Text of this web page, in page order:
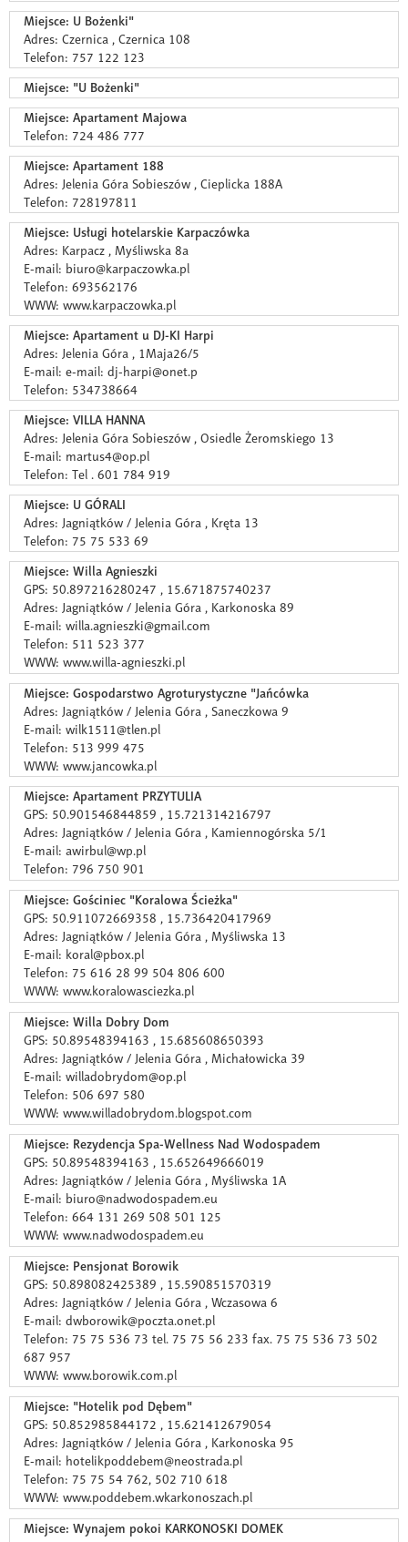
Miejsce: U Bożenki"
Adres: Czernica , Czernica 108
Telefon: 757 122 123
Miejsce: "U Bożenki"
Miejsce: Apartament Majowa
Telefon: 724 486 777
Miejsce: Apartament 188
Adres: Jelenia Góra Sobieszów , Cieplicka 188A
Telefon: 728197811
Miejsce: Usługi hotelarskie Karpaczówka
Adres: Karpacz , Myśliwska 8a
E-mail: biuro@karpaczowka.pl
Telefon: 693562176
WWW: www.karpaczowka.pl
Miejsce: Apartament u DJ-KI Harpi
Adres: Jelenia Góra , 1Maja26/5
E-mail: e-mail: dj-harpi@onet.p
Telefon: 534738664
Miejsce: VILLA HANNA
Adres: Jelenia Góra Sobieszów , Osiedle Żeromskiego 13
E-mail: martus4@op.pl
Telefon: Tel . 601 784 919
Miejsce: U GÓRALI
Adres: Jagniątków / Jelenia Góra , Kręta 13
Telefon: 75 75 533 69
Miejsce: Willa Agnieszki
GPS: 50.897216280247 , 15.671875740237
Adres: Jagniątków / Jelenia Góra , Karkonoska 89
E-mail: willa.agnieszki@gmail.com
Telefon: 511 523 377
WWW: www.willa-agnieszki.pl
Miejsce: Gospodarstwo Agroturystyczne "Jańcówka
Adres: Jagniątków / Jelenia Góra , Saneczkowa 9
E-mail: wilk1511@tlen.pl
Telefon: 513 999 475
WWW: www.jancowka.pl
Miejsce: Apartament PRZYTULIA
GPS: 50.901546844859 , 15.721314216797
Adres: Jagniątków / Jelenia Góra , Kamiennogórska 5/1
E-mail: awirbul@wp.pl
Telefon: 796 750 901
Miejsce: Gościniec "Koralowa Ścieżka"
GPS: 50.911072669358 , 15.736420417969
Adres: Jagniątków / Jelenia Góra , Myśliwska 13
E-mail: koral@pbox.pl
Telefon: 75 616 28 99 504 806 600
WWW: www.koralowasciezka.pl
Miejsce: Willa Dobry Dom
GPS: 50.89548394163 , 15.685608650393
Adres: Jagniątków / Jelenia Góra , Michałowicka 39
E-mail: willadobrydom@op.pl
Telefon: 506 697 580
WWW: www.willadobrydom.blogspot.com
Miejsce: Rezydencja Spa-Wellness Nad Wodospadem
GPS: 50.89548394163 , 15.652649666019
Adres: Jagniątków / Jelenia Góra , Myśliwska 1A
E-mail: biuro@nadwodospadem.eu
Telefon: 664 131 269 508 501 125
WWW: www.nadwodospadem.eu
Miejsce: Pensjonat Borowik
GPS: 50.898082425389 , 15.590851570319
Adres: Jagniątków / Jelenia Góra , Wczasowa 6
E-mail: dwborowik@poczta.onet.pl
Telefon: 75 75 536 73 tel. 75 75 56 233 fax. 75 75 536 73 502
687 957
WWW: www.borowik.com.pl
Miejsce: "Hotelik pod Dębem"
GPS: 50.852985844172 , 15.621412679054
Adres: Jagniątków / Jelenia Góra , Karkonoska 95
E-mail: hotelikpoddebem@neostrada.pl
Telefon: 75 75 54 762, 502 710 618
WWW: www.poddebem.wkarkonoszach.pl
Miejsce: Wynajem pokoi KARKONOSKI DOMEK